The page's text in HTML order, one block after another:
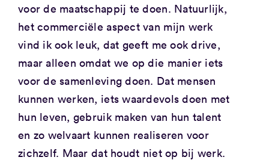
voor de maatschappij te doen. Natuurlijk,
het commerciële aspect van mijn werk
vind ik ook leuk, dat geeft me ook drive,
maar alleen omdat we op die manier iets
voor de samenleving doen. Dat mensen
kunnen werken, iets waardevols doen met
hun leven, gebruik maken van hun talent
en zo welvaart kunnen realiseren voor
zichzelf. Maar dat houdt niet op bij werk.